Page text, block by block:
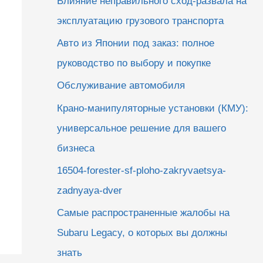
эксплуатацию грузового транспорта
Авто из Японии под заказ: полное
руководство по выбору и покупке
Обслуживание автомобиля
Крано-манипуляторные установки (КМУ):
универсальное решение для вашего
бизнеса
16504-forester-sf-ploho-zakryvaetsya-
zadnyaya-dver
Самые распространенные жалобы на
Subaru Legacy, о которых вы должны
знать